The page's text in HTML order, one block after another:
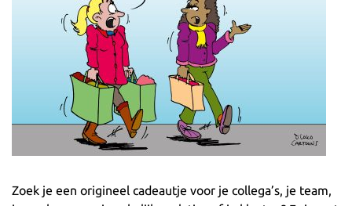
Zoek je een origineel cadeautje voor je collega’s, je team,